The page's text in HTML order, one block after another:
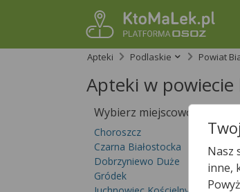
Apteki
Podlaskie Powiat
Apteki w powiecie
Wybierz miejscowość
Choroszcz
Czarna Białostocka
Dobrzyniewo Duże
Gródek
Nasz
inne,